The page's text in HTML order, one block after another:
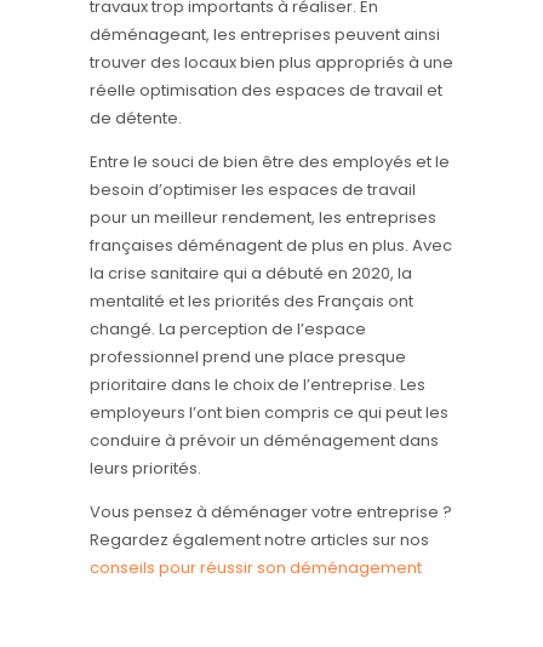
travaux trop importants à réaliser. En
déménageant, les entreprises peuvent ainsi
trouver des locaux bien plus appropriés à une
réelle optimisation des espaces de travail et
de détente.
Entre le souci de bien être des employés et le
besoin d’optimiser les espaces de travail
pour un meilleur rendement, les entreprises
françaises déménagent de plus en plus. Avec
la crise sanitaire qui a débuté en 2020, la
mentalité et les priorités des Français ont
changé. La perception de l’espace
professionnel prend une place presque
prioritaire dans le choix de l’entreprise. Les
employeurs l’ont bien compris ce qui peut les
conduire à prévoir un déménagement dans
leurs priorités.
Vous pensez à déménager votre entreprise ?
Regardez également notre articles sur nos
conseils pour réussir son déménagement